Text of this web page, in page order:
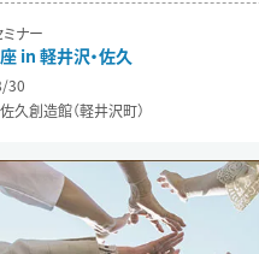
ミナー
in 軽井沢・佐久
30
久創造館（軽井沢町）